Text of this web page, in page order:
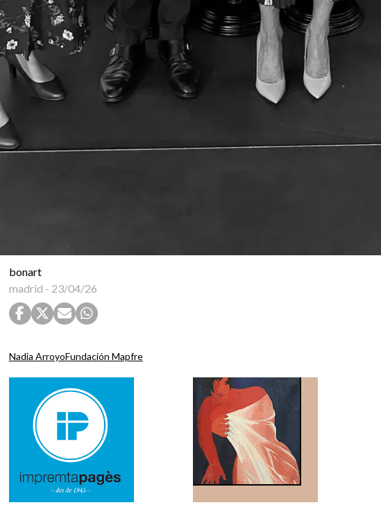
bonart
madrid - 23/04/26
Nadia ArroyoFundación Mapfre